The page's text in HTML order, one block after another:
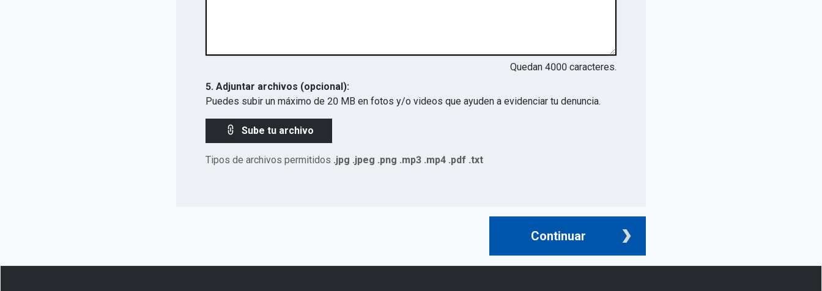
Quedan 4000 caracteres.
5. Adjuntar archivos (opcional):
Puedes subir un máximo de 20 MB en fotos y/o videos que ayuden a evidenciar tu denuncia.
Sube tu archivo
Tipos de archivos permitidos .jpg .jpeg .png .mp3 .mp4 .pdf .txt
Continuar